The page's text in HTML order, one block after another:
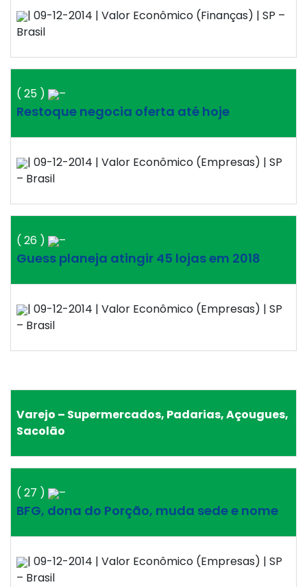
| 09-12-2014 | Valor Econômico (Finanças) | SP –
Brasil
( 25 ) –
Restoque negocia oferta até hoje
| 09-12-2014 | Valor Econômico (Empresas) | SP
– Brasil
( 26 ) –
Guess planeja atingir 45 lojas em 2018
| 09-12-2014 | Valor Econômico (Empresas) | SP
– Brasil
Varejo – Supermercados, Padarias, Açougues,
Sacolão
( 27 ) –
BFG, dona do Porção, muda sede e nome
| 09-12-2014 | Valor Econômico (Empresas) | SP
– Brasil